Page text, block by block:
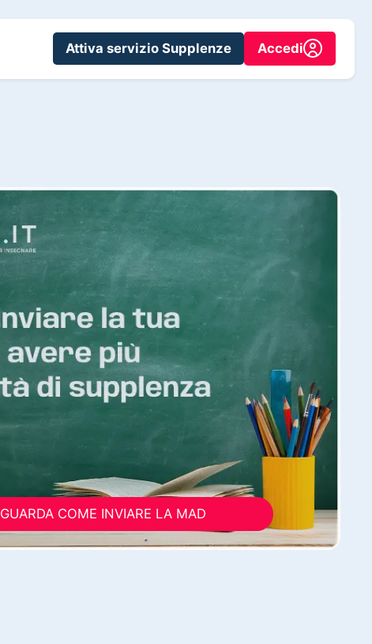
Attiva servizio Supplenze Accedi
GUARDA COME INVIARE LA MAD